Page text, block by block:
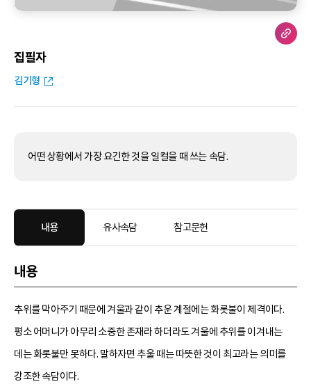
집필자
김기형
어떤 상황에서 가장 요긴한 것을 일컬을 때 쓰는 속담.
내용 유사속담 참고문헌
내용
추위를 막아주기 때문에 겨울과 같이 추운 계절에는 화롯불이 제격이다.
평소 어머니가 아무리 소중한 존재라 하더라도 겨울에 추위를 이겨내는
데는 화롯불만 못하다. 말하자면 추울 때는 따뜻한 것이 최고라는 의미를
강조한 속담이다.